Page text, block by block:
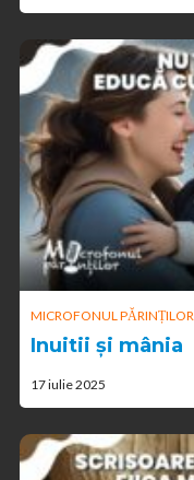
MICROFONUL PĂRINȚILOR
Inuitii și mânia
17 iulie 2025